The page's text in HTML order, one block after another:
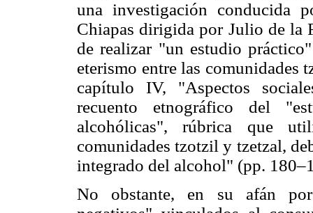
una investigación conducida
Chiapas dirigida por Julio de la
de realizar "un estudio
eterismo entre las comunidades
capítulo IV, "Aspectos
recuento etnográfico del
alcohólicas", rúbrica que
comunidades tzotzil y tzetzal,
integrado del alcohol" (pp.
No obstante, en su afán por